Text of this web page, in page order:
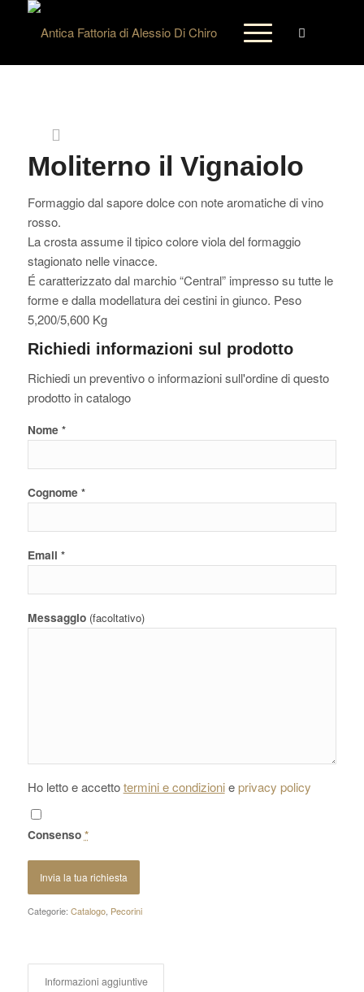
Moliterno il Vignaiolo
Formaggio dal sapore dolce con note aromatiche di vino
rosso.
La crosta assume il tipico colore viola del formaggio
stagionato nelle vinacce.
É caratterizzato dal marchio “Central” impresso su tutte le
forme e dalla modellatura dei cestini in giunco. Peso
5,200/5,600 Kg
Richiedi informazioni sul prodotto
Richiedi un preventivo o informazioni sull'ordine di questo
prodotto in catalogo
Nome *
Cognome *
Email *
Messaggio (facoltativo)
Ho letto e accettotermini e condizionieprivacy policy
Consenso *
Categorie: Catalogo, Pecorini
Informazioni aggiuntive